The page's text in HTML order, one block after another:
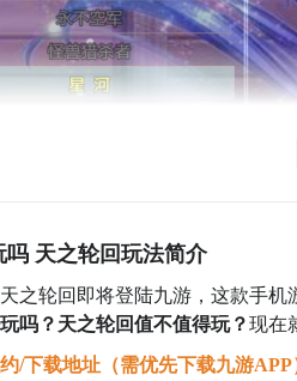
吗 天之轮回玩法简介
之轮回即将登陆九游，这款手
吗？天之轮回值不值得玩？现在
/下载地址（需优先下载九游APP